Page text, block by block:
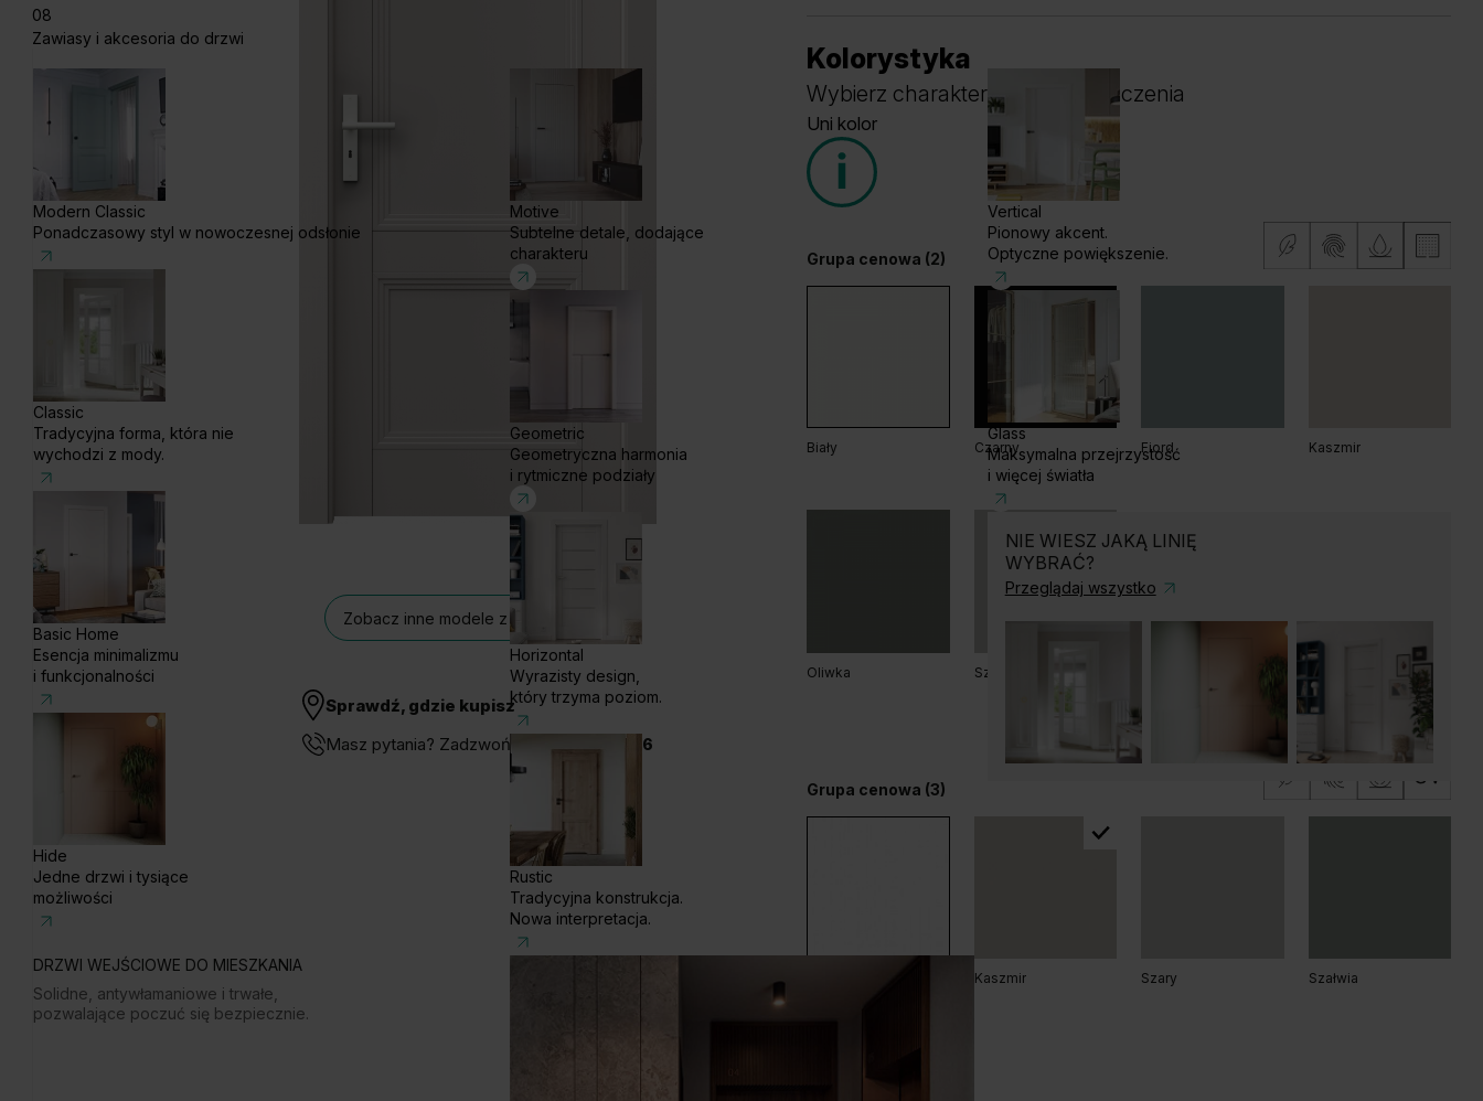
08
Zawiasy i akcesoria do drzwi
Modern Classic
Ponadczasowy styl w nowoczesnej odsłonie
Classic
Tradycyjna forma, która nie
wychodzi z mody.
Basic Home
Esencja minimalizmu
i funkcjonalności
Hide
Jedne drzwi i tysiące
możliwości
Motive
Subtelne detale, dodające
charakteru
Geometric
Geometryczna harmonia
i rytmiczne podziały
Horizontal
Wyrazisty design,
który trzyma poziom.
Rustic
Tradycyjna konstrukcja.
Nowa interpretacja.
Vertical
Pionowy akcent.
Optyczne powiększenie.
Glass
Maksymalna przejrzystość
i więcej światła
NIE WIESZ JAKĄ LINIĘ
WYBRAĆ?
Przeglądaj wszystko
DRZWI WEJŚCIOWE DO MIESZKANIA
Solidne, antywłamaniowe i trwałe,
pozwalające poczuć się bezpiecznie.
Zobacz inne modele z tej kolekcji
Sprawdź, gdzie kupisz
Masz pytania? Zadzwoń!
+48 585 858 056
Kolorystyka
Wybierz charakter i kolor wykończenia
Uni kolor
Grupa cenowa (2)
Biały Czarny Fiord Kaszmir
Oliwka Szary
Grupa cenowa (3)
Kaszmir Szary Szałwia